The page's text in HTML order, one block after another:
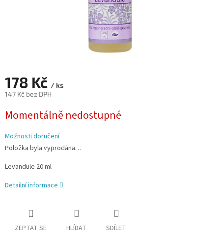
178 Kč / ks
147 Kč bez DPH
cena:
Momentálně nedostupné
Možnosti doručení
Položka byla vyprodána…
Levandule 20 ml
Detailní informace
ZEPTAT SE HLÍDAT SDÍLET